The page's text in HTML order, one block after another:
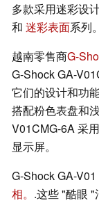
多款采用迷彩设
和 迷彩表面系列。
越南零售商G-
G-Shock GA-
它们的设计和功
搭配粉色表盘和
V01CMG-6A 采
显示屏。
G-Shock GA-
相。 .这些 "酷眼